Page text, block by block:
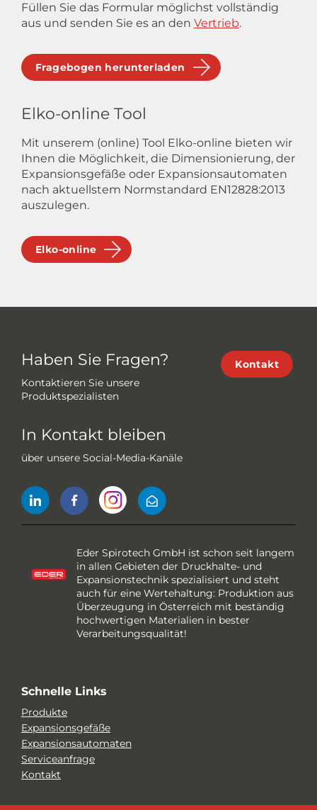
Füllen Sie das Formular möglichst vollständig
aus und senden Sie es an den Vertrieb.
Fragebogen herunterladen
Elko-online Tool
Mit unserem (online) Tool Elko-online bieten wir
Ihnen die Möglichkeit, die Dimensionierung, der
Expansionsgefäße oder Expansionsautomaten
nach aktuellstem Normstandard EN12828:2013
auszulegen.
Elko-online
Haben Sie Fragen?
Kontaktieren Sie unsere
Produktspezialisten
Kontakt
In Kontakt bleiben
über unsere Social-Media-Kanäle
Eder Spirotech GmbH ist schon seit langem
in allen Gebieten der Druckhalte- und
Expansionstechnik spezialisiert und steht
auch für eine Wertehaltung: Produktion aus
Überzeugung in Österreich mit beständig
hochwertigen Materialien in bester
Verarbeitungsqualität!
Schnelle Links
Produkte
Expansionsgefäße
Expansionsautomaten
Serviceanfrage
Kontakt